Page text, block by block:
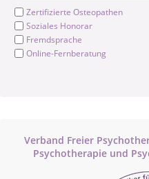
Zertifizierte Osteopathen
Soziales Honorar
Fremdsprache
Online-Fernberatung
Verband Freier
Psychotherapie und